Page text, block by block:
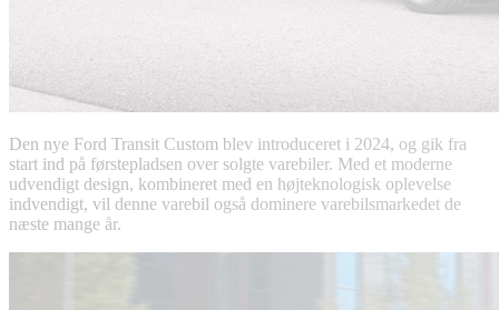
Den nye Ford Transit Custom blev introduceret i 2024, og gik fra
start ind på førstepladsen over solgte varebiler. Med et moderne
udvendigt design, kombineret med en højteknologisk oplevelse
indvendigt, vil denne varebil også dominere varebilsmarkedet de
næste mange år.